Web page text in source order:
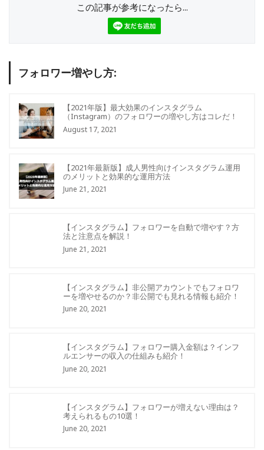
この記事が参考になったら...
フォロワー増やし方:
【2021年版】最大効果のインスタグラム
（Instagram）のフォロワーの増やし方はコレだ！
August 17, 2021
【2021年最新版】成人男性向けインスタグラム運用
のメリットと効果的な運用方法
June 21, 2021
【インスタグラム】フォロワーを自動で増やす？方
法と注意点を解説！
June 21, 2021
【インスタグラム】非公開アカウントでもフォロワ
ーを増やせるのか？非公開でも見れる情報も紹介！
June 20, 2021
【インスタグラム】フォロワー購入金額は？インフ
ルエンサーの収入の仕組みも紹介！
June 20, 2021
【インスタグラム】フォロワーが増えない理由は？
考えられるもの10選！
June 20, 2021